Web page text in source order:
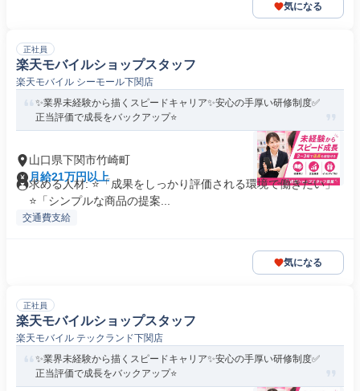
気になる
正社員
楽天モバイルショップスタッフ
楽天モバイル シーモール下関店
✨業界未経験から描くスピードキャリア✨安心の手厚い研修制度✅
正当評価で成長をバックアップ⭐
山口県下関市竹崎町
月給21万円以上
求める人材: ⭐「成果をしっかり評価される環境で働きたい」
⭐「シンプルな商品の提案...
交通費支給
気になる
正社員
楽天モバイルショップスタッフ
楽天モバイル テックランド下関店
✨業界未経験から描くスピードキャリア✨安心の手厚い研修制度✅
正当評価で成長をバックアップ⭐